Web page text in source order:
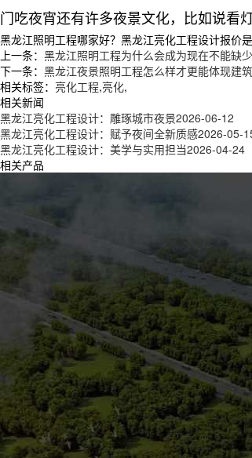
门吃夜宵还有许多夜景文化，比如说看
黑龙江照明工程哪家好？黑龙江亮化工程设计报价
上一条： 黑龙江照明工程为什么会成为现在不能缺
下一条： 黑龙江夜景照明工程怎么样才更能体现建
相关标签： 亮化工程,亮化,
相关新闻
黑龙江亮化工程设计：雕琢城市夜景2026-06-12
黑龙江亮化工程设计：赋予夜间全新质感2026-05-
黑龙江亮化工程设计：美学与实用担当2026-04-24
相关产品